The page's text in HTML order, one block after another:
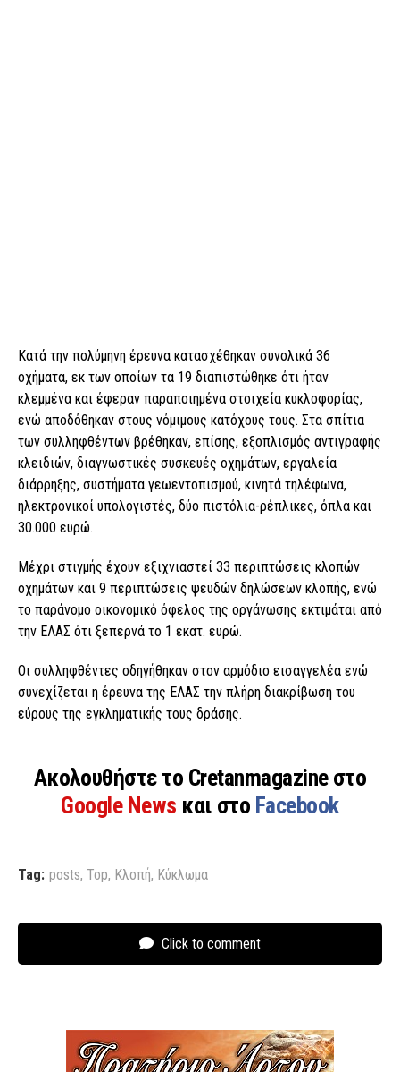
Κατά την πολύμηνη έρευνα κατασχέθηκαν συνολικά 36
οχήματα, εκ των οποίων τα 19 διαπιστώθηκε ότι ήταν
κλεμμένα και έφεραν παραποιημένα στοιχεία κυκλοφορίας,
ενώ αποδόθηκαν στους νόμιμους κατόχους τους. Στα σπίτια
των συλληφθέντων βρέθηκαν, επίσης, εξοπλισμός αντιγραφής
κλειδιών, διαγνωστικές συσκευές οχημάτων, εργαλεία
διάρρηξης, συστήματα γεωεντοπισμού, κινητά τηλέφωνα,
ηλεκτρονικοί υπολογιστές, δύο πιστόλια-ρέπλικες, όπλα και
30.000 ευρώ.
Μέχρι στιγμής έχουν εξιχνιαστεί 33 περιπτώσεις κλοπών
οχημάτων και 9 περιπτώσεις ψευδών δηλώσεων κλοπής, ενώ
το παράνομο οικονομικό όφελος της οργάνωσης εκτιμάται από
την ΕΛΑΣ ότι ξεπερνά το 1 εκατ. ευρώ.
Οι συλληφθέντες οδηγήθηκαν στον αρμόδιο εισαγγελέα ενώ
συνεχίζεται η έρευνα της ΕΛΑΣ την πλήρη διακρίβωση του
εύρους της εγκληματικής τους δράσης.
Ακολουθήστε το Cretanmagazine στο
Google News και στο Facebook
Tag: posts, Top, Κλοπή, Κύκλωμα
Click to comment